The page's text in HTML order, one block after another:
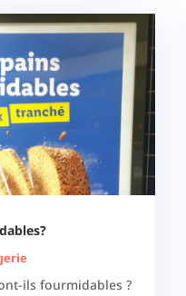
ils fourmidables ?